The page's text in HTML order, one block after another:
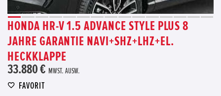
HONDA HR-V 1.5 ADVANCE STYLE PLUS 8
JAHRE GARANTIE NAVI+SHZ+LHZ+EL.
HECKKLAPPE
33.880 € MWST. AUSW.
FAVORIT